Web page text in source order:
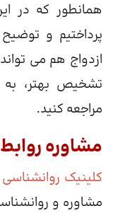
همانطور که در
پرداختیم و
ازدواج هم می
تشخیص بهتر،
مراجعه کنید.
مشاوره
کلینیک
مشاوره و